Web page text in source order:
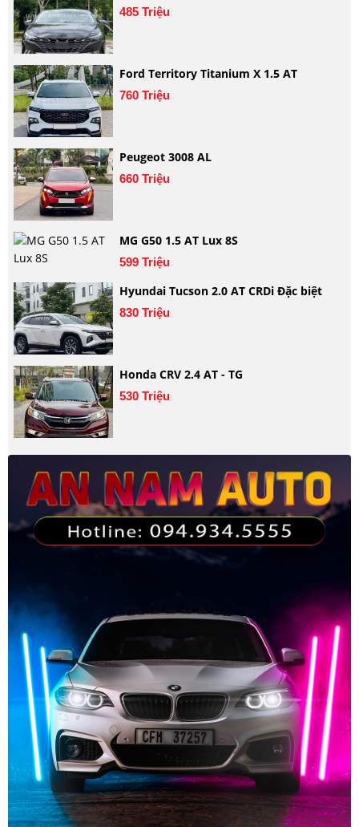
485 Triệu
Ford Territory Titanium X 1.5 AT
760 Triệu
Peugeot 3008 AL
660 Triệu
MG G50 1.5 AT Lux 8S
599 Triệu
Hyundai Tucson 2.0 AT CRDi Đặc biệt
830 Triệu
Honda CRV 2.4 AT - TG
530 Triệu